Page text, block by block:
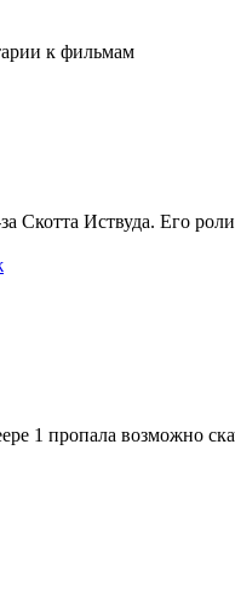
к фильмам
Скотта Иствуда. Его
1 пропала возможно